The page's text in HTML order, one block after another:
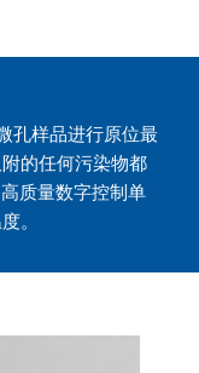
孔样品进行原位最
的任何污染物都
质量数字控制单
。